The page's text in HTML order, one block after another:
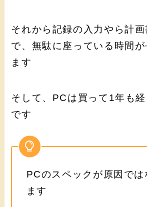
それから記録の入力やら計
で、無駄に座っている時間が
ます
そして、PCは買って1年も
です
PCのスペックが原因では
ます